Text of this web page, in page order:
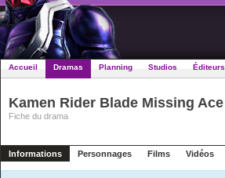
Accueil Dramas Planning Studios Éditeurs
Kamen Rider Blade Missing Ace
Fiche du drama
Informations Personnages Films Vidéos